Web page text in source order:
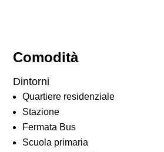
Comodità
Dintorni
Quartiere residenziale
Stazione
Fermata Bus
Scuola primaria